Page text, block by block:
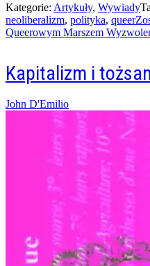
Kategorie: Artykuły, Wywiady
neoliberalizm, polityka, queer
Queerowym Marszem
Kapitalizm i
Posted
12/06/2026
John D'Emilio